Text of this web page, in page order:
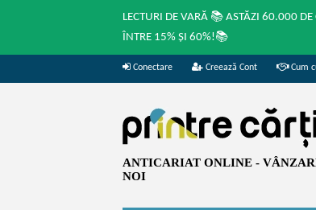
LECTURI DE VARĂ 📚 ASTĂZI 60.000 DE
ÎNTRE 15% ȘI 60%!📚
Conectare Creează Cont Cum
ANTICARIAT ONLINE -
NOI